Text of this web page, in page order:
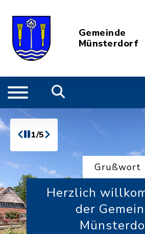
Gemeinde
Münsterdorf
Grußwort
Herzlich
der
1/5